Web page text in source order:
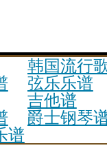
韩国流行
弦乐乐谱
吉他谱
爵士钢琴
谱